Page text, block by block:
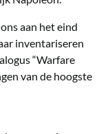
aan het eind
inventariseren
“Warfare
van de hoogste